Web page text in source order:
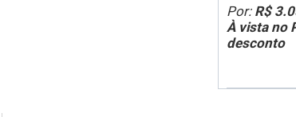
Por: R$
À vista no
desconto